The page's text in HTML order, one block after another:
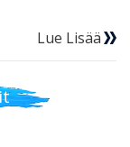
Lue Lisää